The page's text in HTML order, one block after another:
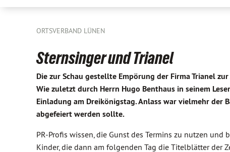
ORTSVERBAND LÜNEN
Sternsinger und Trianel
Die zur Schau gestellte Empörung der Firma Trianel
Wie zuletzt durch Herrn Hugo Benthaus in seinem
Einladung am Dreikönigstag. Anlass war vielmehr der
abgefeiert werden sollte.
PR-Profis wissen, die Gunst des Termins zu nutzen
Kinder, die dann am folgenden Tag die Titelblätter der